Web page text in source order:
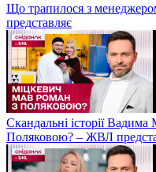
Що трапилося з
представляє
Скандальні історії
Поляковою? – ЖВЛ